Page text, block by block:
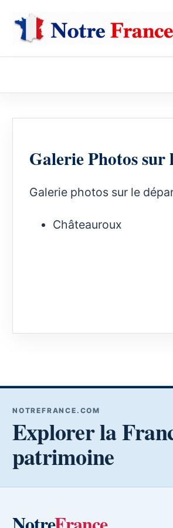
Galerie Photos
Galerie photos sur le
Châteauroux
NOTREFRANCE.COM
Explorer la
patrimoine